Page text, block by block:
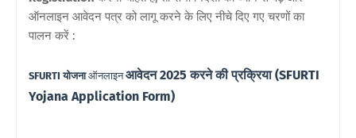
ऑनलाइन आवेदन पत्र को लागू करने के लिए नीचे दिए गए चरणों का
पालन करें :
SFURTI योजनाऑनलाइनआवेदन 2025 करने की प्रक्रिया (SFURTI
Yojana Application Form)